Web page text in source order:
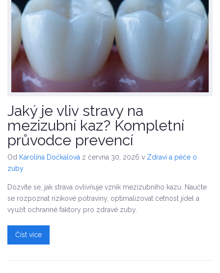
Jaký je vliv stravy na
mezizubní kaz? Kompletní
průvodce prevencí
Od Karolína Dočkalová z června 30, 2026 v Zdraví a péče o
zuby
Dozvíte se, jak strava ovlivňuje vznik mezizubního kazu. Naučte
se rozpoznat rizikové potraviny, optimalizovat četnost jídel a
využít ochranné faktory pro zdravé zuby.
Číst více